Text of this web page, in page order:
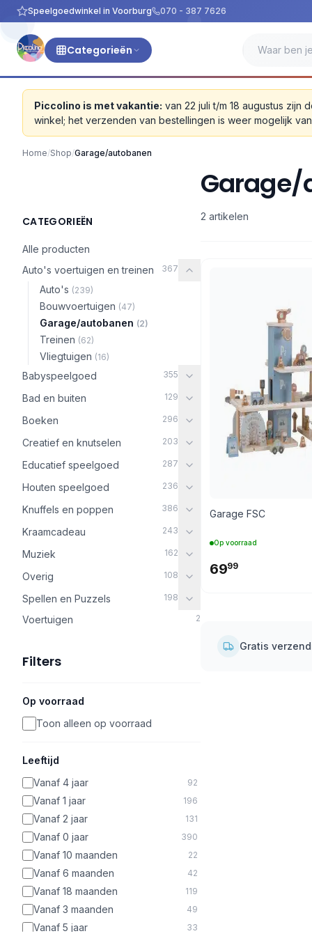
Speelgoedwinkel in Voorburg 070 - 387 7626
Categorieën
Piccolino is met vakantie: van 22 juli t/m 18 augustus
winkel; het verzenden van bestellingen is weer mogelijk
Home/Shop/Garage/autobanen
CATEGORIEËN
Alle producten
Auto's voertuigen en treinen
367
Auto's (239)
Bouwvoertuigen (47)
Garage/autobanen (2)
Treinen (62)
Vliegtuigen (16)
Babyspeelgoed 355
Bad en buiten 129
Boeken 296
Creatief en knutselen 203
Educatief speelgoed 287
Houten speelgoed 236
Knuffels en poppen 386
Kraamcadeau 243
Muziek 162
Overig 108
Spellen en Puzzels 198
Voertuigen 2
Filters
Op voorraad
Toon alleen op voorraad
Leeftijd
Vanaf 4 jaar
92
Vanaf 1 jaar 196
Vanaf 2 jaar 131
Vanaf 0 jaar 390
Vanaf 10 maanden 22
Vanaf 6 maanden 42
Vanaf 18 maanden 119
Vanaf 3 maanden 49
Vanaf 5 jaar 33
Garage/
2 artikelen
Garage FSC
Op voorraad
6999
Gratis